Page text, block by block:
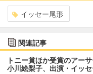
イッセー尾形
関連記事
トニー賞ほか受賞のアー
小川絵梨子、出演・イッ